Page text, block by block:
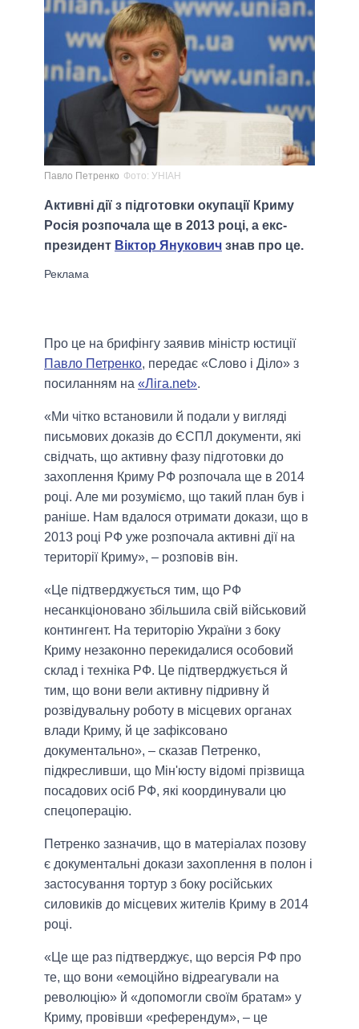
Павло Петренко Фото: УНІАН
Активні дії з підготовки окупації Криму
Росія розпочала ще в 2013 році, а екс-
президент Віктор Янукович знав про це.
Про це на брифінгу заявив міністр юстиції
Павло Петренко, передає «Слово і Діло» з
посиланням на «Ліга.net».
«Ми чітко встановили й подали у вигляді
письмових доказів до ЄСПЛ документи, які
свідчать, що активну фазу підготовки до
захоплення Криму РФ розпочала ще в 2014
році. Але ми розуміємо, що такий план був і
раніше. Нам вдалося отримати докази, що в
2013 році РФ уже розпочала активні дії на
території Криму», – розповів він.
«Це підтверджується тим, що РФ
несанкціоновано збільшила свій військовий
контингент. На територію України з боку
Криму незаконно перекидалися особовий
склад і техніка РФ. Це підтверджується й
тим, що вони вели активну підривну й
розвідувальну роботу в місцевих органах
влади Криму, й це зафіксовано
документально», – сказав Петренко,
підкресливши, що Мін'юсту відомі прізвища
посадових осіб РФ, які координували цю
спецоперацію.
Петренко зазначив, що в матеріалах позову
є документальні докази захоплення в полон і
застосування тортур з боку російських
силовиків до місцевих жителів Криму в 2014
році.
«Це ще раз підтверджує, що версія РФ про
те, що вони «емоційно відреагували на
революцію» й «допомогли своїм братам» у
Криму, провівши «референдум», – це